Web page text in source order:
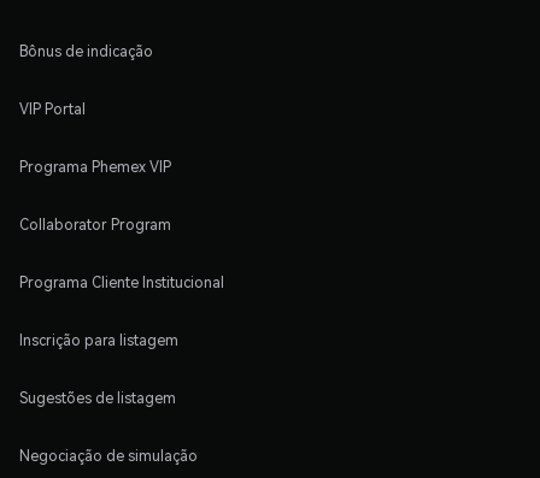
Bônus de indicação
VIP Portal
Programa Phemex VIP
Collaborator Program
Programa Cliente Institucional
Inscrição para listagem
Sugestões de listagem
Negociação de simulação